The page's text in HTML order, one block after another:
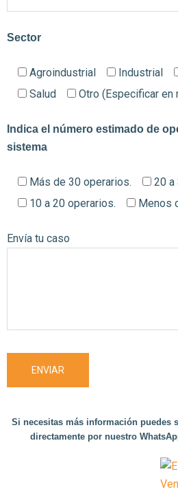
Sector
Agroindustrial Industrial
Salud
Otro (Especificar en
Indica el número estimado de
sistema
Más de 30 operarios.
20 a
10 a 20 operarios.
Menos
Envía tu caso
Si necesitas más información puedes
directamente por nuestro